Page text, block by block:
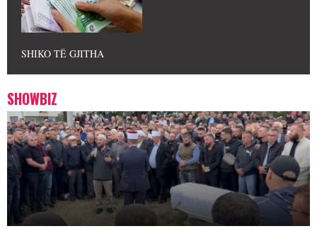
SHIKO TË GJITHA
SHOWBIZ